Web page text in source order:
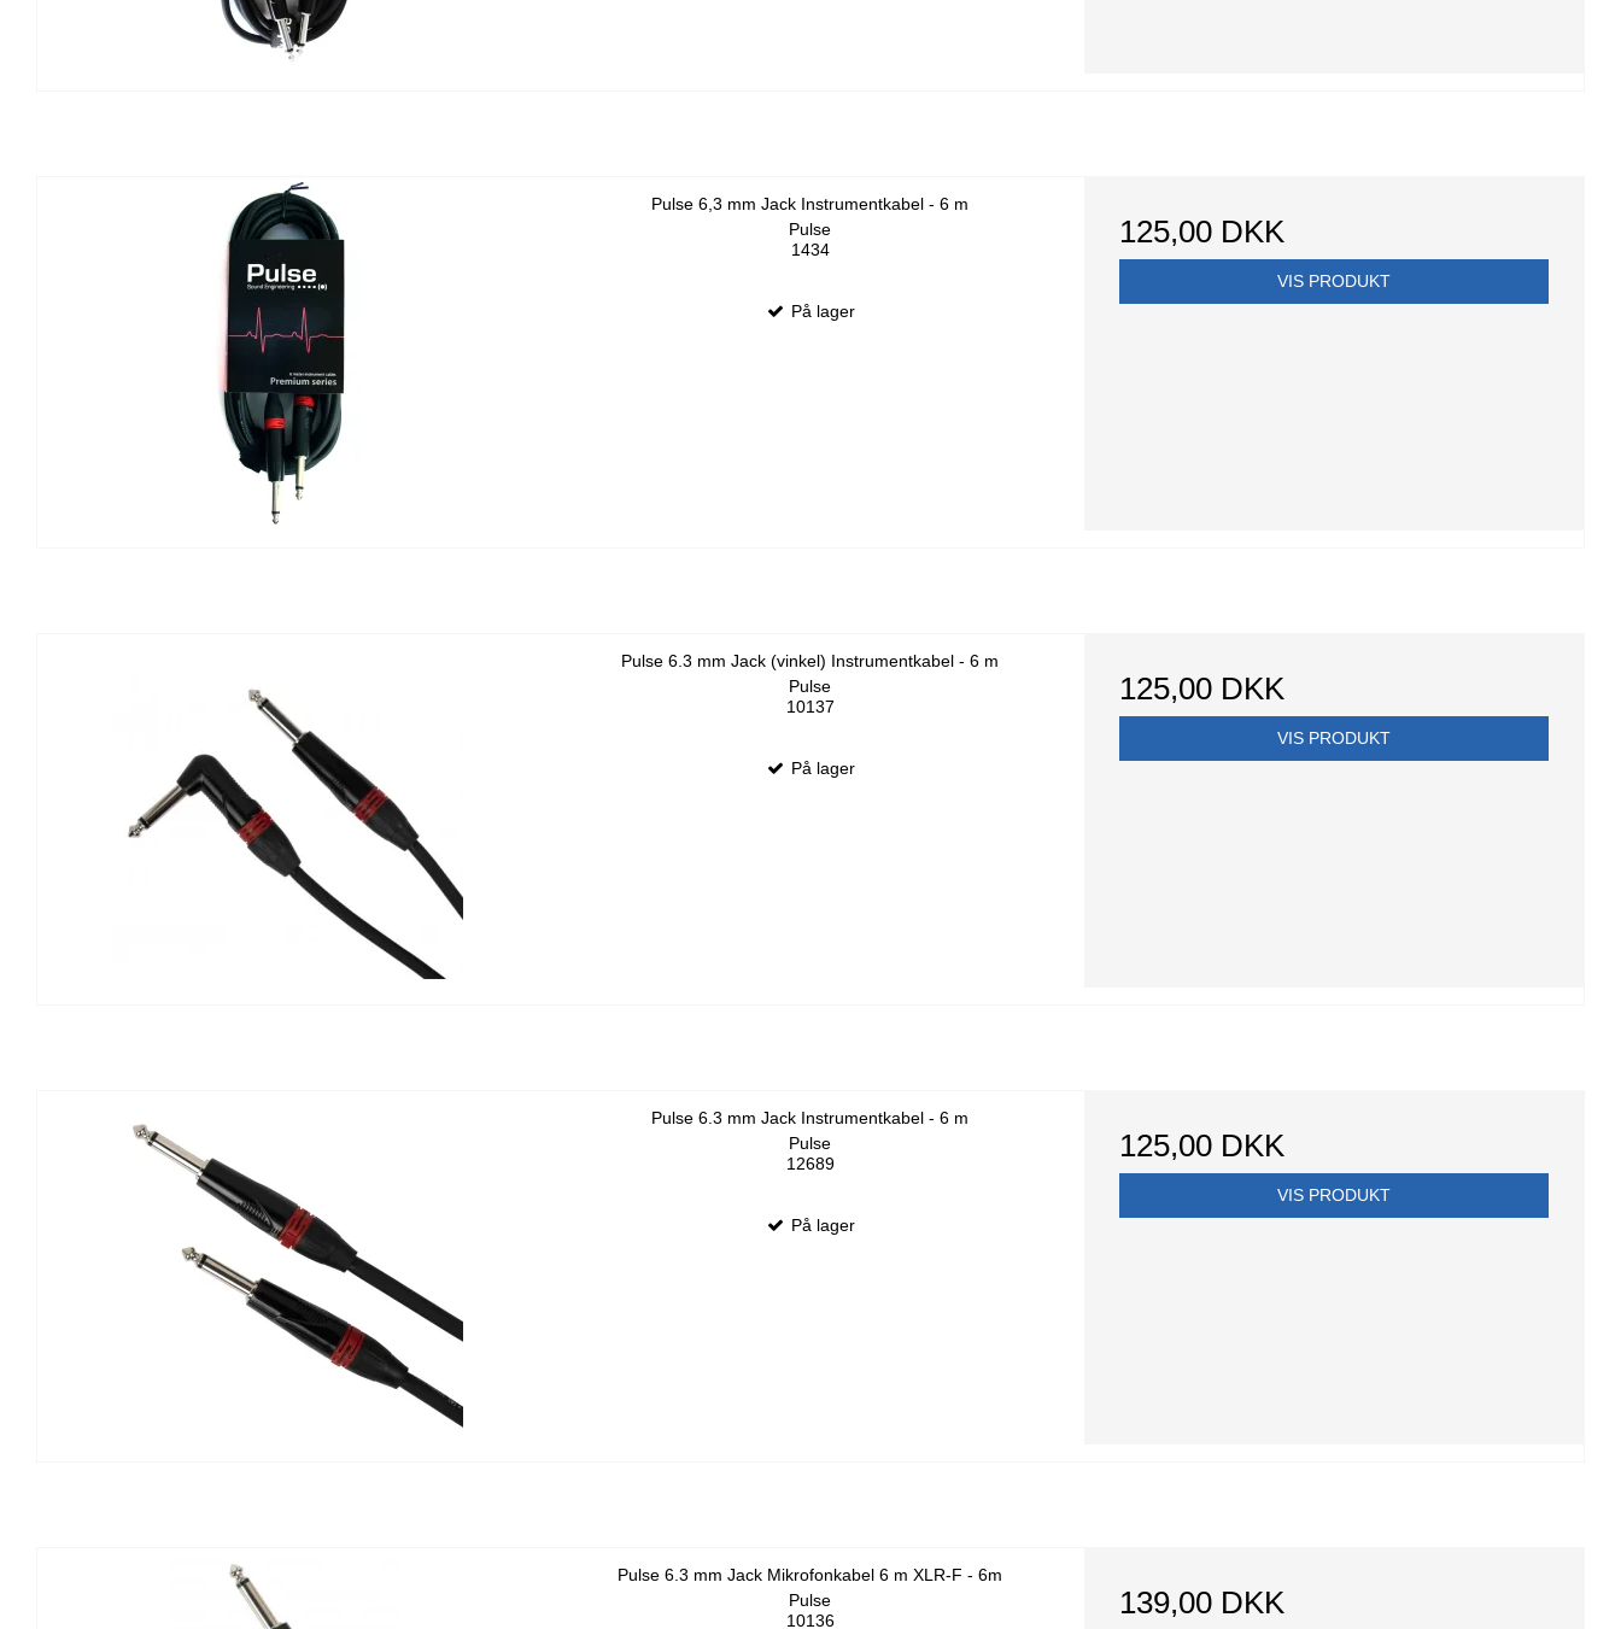
Pulse 6,3 mm Jack Instrumentkabel - 6 m
Pulse
1434
På lager
125,00 DKK
VIS PRODUKT
Pulse 6.3 mm Jack (vinkel) Instrumentkabel - 6 m
Pulse
10137
På lager
125,00 DKK
VIS PRODUKT
Pulse 6.3 mm Jack Instrumentkabel - 6 m
Pulse
12689
På lager
125,00 DKK
VIS PRODUKT
Pulse 6.3 mm Jack Mikrofonkabel 6 m XLR-F - 6m
Pulse
10136
139,00 DKK